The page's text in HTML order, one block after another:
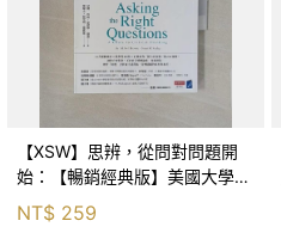
【XSW】思辨，從問對問題開
始：【暢銷經典版】美國大學邏
輯思考聖經_尼爾．布朗, 史都
華．基里, 羅耀宗, 蔡宏明, 黃賓
NT$ 259